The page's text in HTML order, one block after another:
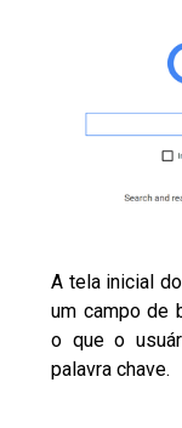
A tela inicial do
um campo de
o que o
palavra chave.